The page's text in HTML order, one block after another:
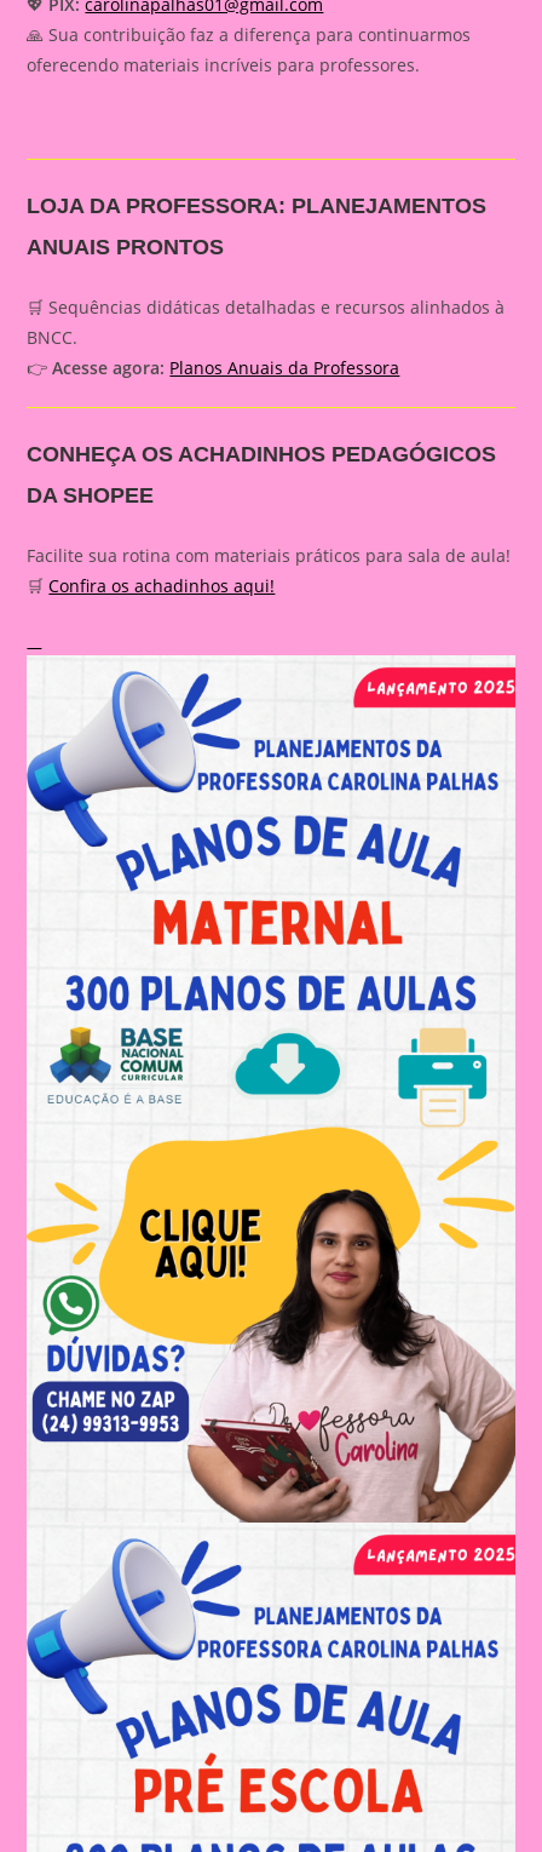
🙏 Sua contribuição faz a diferença para continuarmos
oferecendo materiais incríveis para professores.
LOJA DA PROFESSORA: PLANEJAMENTOS
ANUAIS PRONTOS
🛒 Sequências didáticas detalhadas e recursos alinhados à
BNCC.
👉Acesse agora: Planos Anuais da Professora
CONHEÇA OS ACHADINHOS PEDAGÓGICOS
DA SHOPEE
Facilite sua rotina com materiais práticos para sala de aula!
🛒Confira os achadinhos aqui!